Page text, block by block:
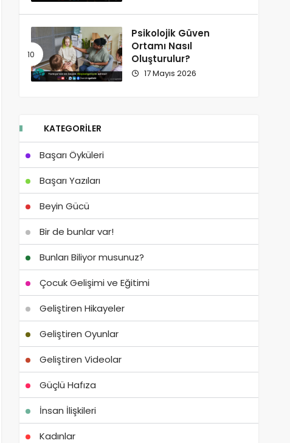
Psikolojik Güven
Ortamı Nasıl
Oluşturulur?
17 Mayıs 2026
KATEGORILER
Başarı Öyküleri
Başarı Yazıları
Beyin Gücü
Bir de bunlar var!
Bunları Biliyor musunuz?
Çocuk Gelişimi ve Eğitimi
Geliştiren Hikayeler
Geliştiren Oyunlar
Geliştiren Videolar
Güçlü Hafıza
İnsan İlişkileri
Kadınlar